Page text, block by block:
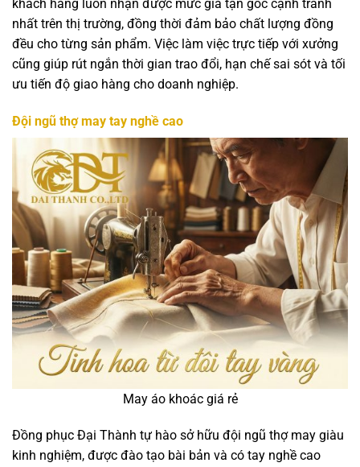
khách hàng luôn nhận được mức giá tận gốc cạnh tranh
nhất trên thị trường, đồng thời đảm bảo chất lượng đồng
đều cho từng sản phẩm. Việc làm việc trực tiếp với xưởng
cũng giúp rút ngắn thời gian trao đổi, hạn chế sai sót và tối
ưu tiến độ giao hàng cho doanh nghiệp.
Đội ngũ thợ may tay nghề cao
May áo khoác giá rẻ
Đồng phục Đại Thành tự hào sở hữu đội ngũ thợ may giàu
kinh nghiệm, được đào tạo bài bản và có tay nghề cao